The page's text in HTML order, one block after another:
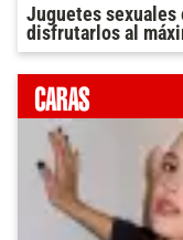
Juguetes sexuales
disfrutarlos al